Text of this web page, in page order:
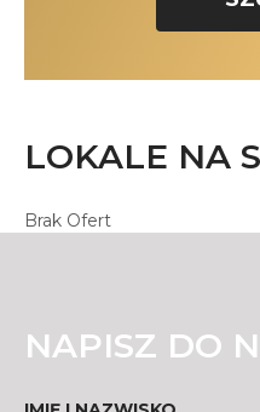
LOKALE NA
Brak Ofert
NAPISZ DO